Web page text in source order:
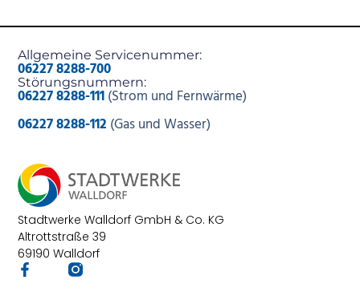
Stadtwerke Walldorf GmbH & Co. KG
Altrottstraße 39
69190 Walldorf
Allgemeine Servicenummer:
06227 8288-700
Störungsnummern:
06227 8288-111(Strom und Fernwärme)
06227 8288-112 (Gas und Wasser)